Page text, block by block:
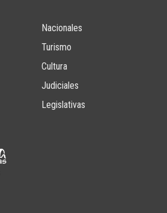
Nacionales
Turismo
Cultura
Judiciales
Legislativas